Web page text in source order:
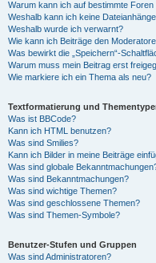
Warum kann ich auf bestimmte
Weshalb kann ich keine
Weshalb wurde ich verwarnt?
Wie kann ich Beiträge den
Was bewirkt die „Speichern“-
Warum muss mein Beitrag erst
Wie markiere ich ein Thema als neu?
Textformatierung und
Was ist BBCode?
Kann ich HTML benutzen?
Was sind Smilies?
Kann ich Bilder in meine Beiträge
Was sind globale
Was sind Bekanntmachungen?
Was sind wichtige Themen?
Was sind geschlossene Themen?
Was sind Themen-Symbole?
Benutzer-Stufen und Gruppen
Was sind Administratoren?